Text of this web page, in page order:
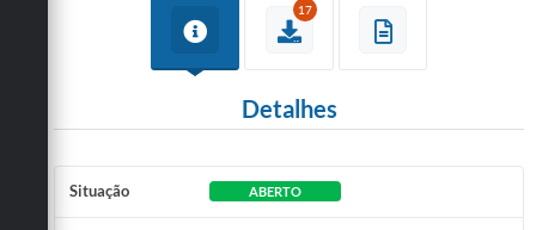
17
Detalhes
Situação ABERTO